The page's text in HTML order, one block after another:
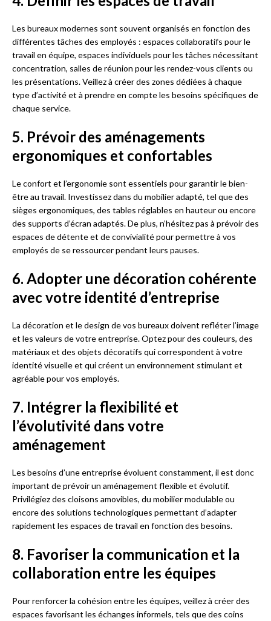
Les bureaux modernes sont souvent organisés en fonction des
différentes tâches des employés : espaces collaboratifs pour le
travail en équipe, espaces individuels pour les tâches nécessitant
concentration, salles de réunion pour les rendez-vous clients ou
les présentations. Veillez à créer des zones dédiées à chaque
type d’activité et à prendre en compte les besoins spécifiques de
chaque service.
5. Prévoir des aménagements
ergonomiques et confortables
Le confort et l’ergonomie sont essentiels pour garantir le bien-
être au travail. Investissez dans du mobilier adapté, tel que des
sièges ergonomiques, des tables réglables en hauteur ou encore
des supports d’écran adaptés. De plus, n’hésitez pas à prévoir des
espaces de détente et de convivialité pour permettre à vos
employés de se ressourcer pendant leurs pauses.
6. Adopter une décoration cohérente
avec votre identité d’entreprise
La décoration et le design de vos bureaux doivent refléter l’image
et les valeurs de votre entreprise. Optez pour des couleurs, des
matériaux et des objets décoratifs qui correspondent à votre
identité visuelle et qui créent un environnement stimulant et
agréable pour vos employés.
7. Intégrer la flexibilité et
l’évolutivité dans votre
aménagement
Les besoins d’une entreprise évoluent constamment, il est donc
important de prévoir un aménagement flexible et évolutif.
Privilégiez des cloisons amovibles, du mobilier modulable ou
encore des solutions technologiques permettant d’adapter
rapidement les espaces de travail en fonction des besoins.
8. Favoriser la communication et la
collaboration entre les équipes
Pour renforcer la cohésion entre les équipes, veillez à créer des
espaces favorisant les échanges informels, tels que des coins